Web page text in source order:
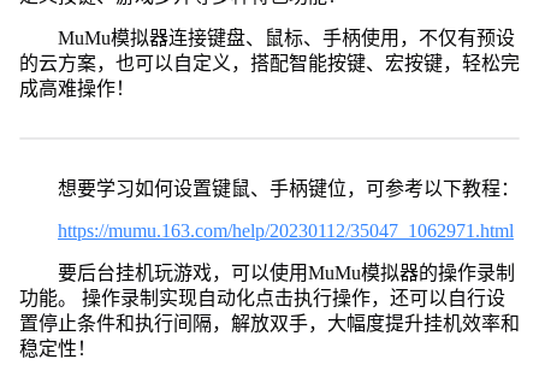
MuMu模拟器连接键盘、鼠标、手柄使用，不仅有预设
的云方案，也可以自定义，搭配智能按键、宏按键，轻松完
成高难操作！
想要学习如何设置键鼠、手柄键位，可参考以下教程：
https://mumu.163.com/help/20230112/35047_1062971.html
要后台挂机玩游戏，可以使用MuMu模拟器的操作录制
功能。 操作录制实现自动化点击执行操作，还可以自行设
置停止条件和执行间隔，解放双手，大幅度提升挂机效率和
稳定性！